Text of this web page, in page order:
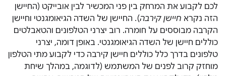
לכם לקבוע את המרחק בין פני המכשיר לבין אובייקט (החיישן
הזה נקרא חיישן קירבה). החיישן של השדה הגיאומגנטי וחיישן
הקרבה מבוססים על חומרה. רוב יצרני הטלפונים והטאבלטים
כוללים חיישן של השדה הגיאומגנטי. באופן דומה, יצרני
טלפונים בדרך כלל כוללים חיישן קירבה כדי לקבוע מתי הטלפון
מוחזק קרוב לפנים של המשתמש (לדוגמה, במהלך שיחת